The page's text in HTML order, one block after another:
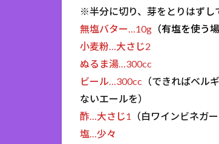
※半分に切り、芽をとりはずし
無塩バター…10g （有塩を使う
小麦粉…大さじ2
ぬるま湯…300cc
ビール…300cc （できればベ
ないエールを）
酢…大さじ1
（白ワインビネガー
塩…少々